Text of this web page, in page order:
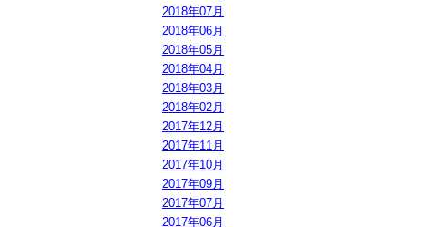
2018年07月
2018年06月
2018年05月
2018年04月
2018年03月
2018年02月
2017年12月
2017年11月
2017年10月
2017年09月
2017年07月
2017年06月